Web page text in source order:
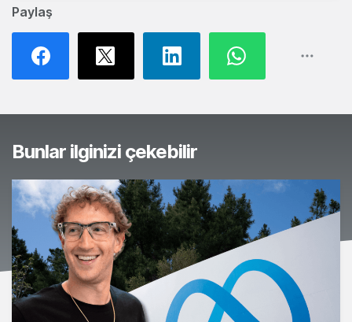
Paylaş
Bunlar ilginizi çekebilir